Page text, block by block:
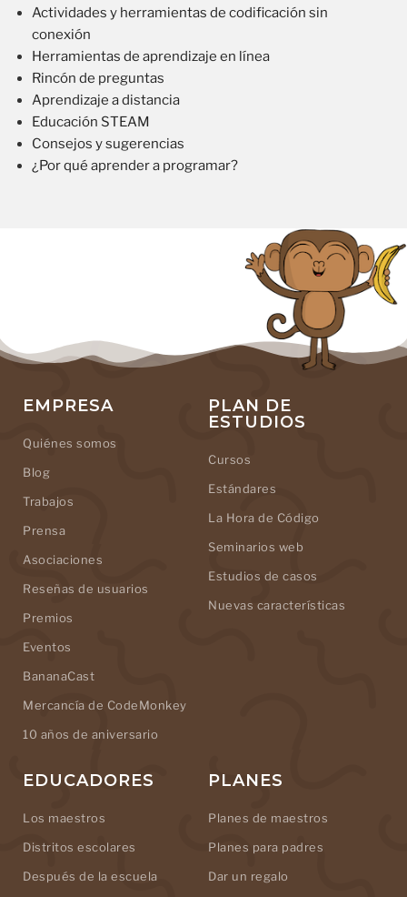
Actividades y herramientas de codificación sin
conexión
Herramientas de aprendizaje en línea
Rincón de preguntas
Aprendizaje a distancia
Educación STEAM
Consejos y sugerencias
¿Por qué aprender a programar?
EMPRESA
Quiénes somos
Blog
Trabajos
Prensa
Asociaciones
Reseñas de usuarios
Premios
Eventos
BananaCast
Mercancía de CodeMonkey
10 años de aniversario
PLAN DE
ESTUDIOS
Cursos
Estándares
La Hora de Código
Seminarios web
Estudios de casos
Nuevas características
EDUCADORES
Los maestros
Distritos escolares
Después de la escuela
PLANES
Planes de maestros
Planes para padres
Dar un regalo